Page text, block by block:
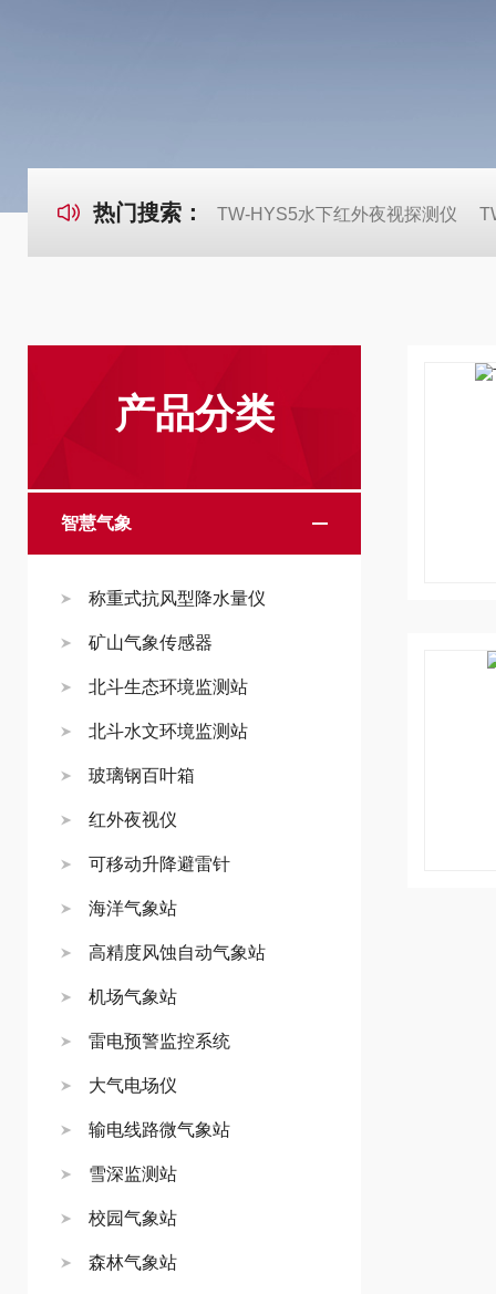
热门搜索： TW-HYS5水下红外夜视探测仪
产品分类
智慧气象
称重式抗风型降水量仪
矿山气象传感器
北斗生态环境监测站
北斗水文环境监测站
玻璃钢百叶箱
红外夜视仪
可移动升降避雷针
海洋气象站
高精度风蚀自动气象站
机场气象站
雷电预警监控系统
大气电场仪
输电线路微气象站
雪深监测站
校园气象站
森林气象站